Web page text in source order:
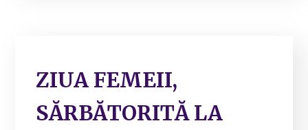
ZIUA FEMEII,
SĂRBĂTORITĂ LA